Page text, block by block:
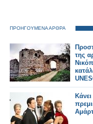
ΠΡΟΗΓΟΥΜΕΝΑ ΑΡΘΡΑ
της